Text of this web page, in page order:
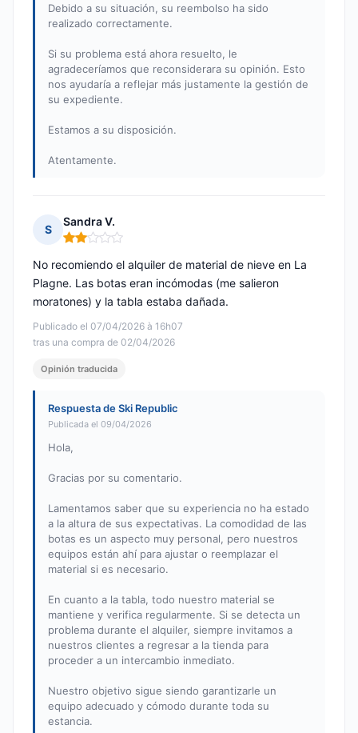
Debido a su situación, su reembolso ha sido
realizado correctamente.
Si su problema está ahora resuelto, le
agradeceríamos que reconsiderara su opinión. Esto
nos ayudaría a reflejar más justamente la gestión de
su expediente.
Estamos a su disposición.
Atentamente.
S
Sandra V.
Nota: 2 de 5
Publicado el 07/04/2026 à 16h07
tras una compra de 02/04/2026
No recomiendo el alquiler de material de nieve en La
Plagne. Las botas eran incómodas (me salieron
moratones) y la tabla estaba dañada.
Opinión traducida
Respuesta de Ski Republic
Publicada el 09/04/2026
Hola,
Gracias por su comentario.
Lamentamos saber que su experiencia no ha estado
a la altura de sus expectativas. La comodidad de las
botas es un aspecto muy personal, pero nuestros
equipos están ahí para ajustar o reemplazar el
material si es necesario.
En cuanto a la tabla, todo nuestro material se
mantiene y verifica regularmente. Si se detecta un
problema durante el alquiler, siempre invitamos a
nuestros clientes a regresar a la tienda para
proceder a un intercambio inmediato.
Nuestro objetivo sigue siendo garantizarle un
equipo adecuado y cómodo durante toda su
estancia.